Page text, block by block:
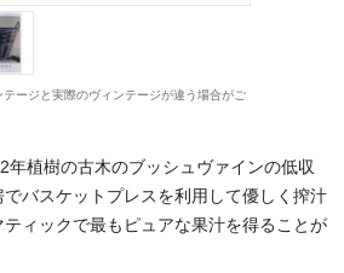
ージと実際のヴィンテージが違う場合がご
年植樹の古木のブッシュヴァインの低収
バスケットプレスを利用して優しく搾汁
ィックで最もピュアな果汁を得ることが